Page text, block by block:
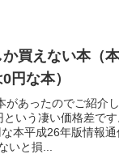
買えない本（
円な本）
があったのでご紹介
いう凄い価格差です
本平成26年版情報
いと損...